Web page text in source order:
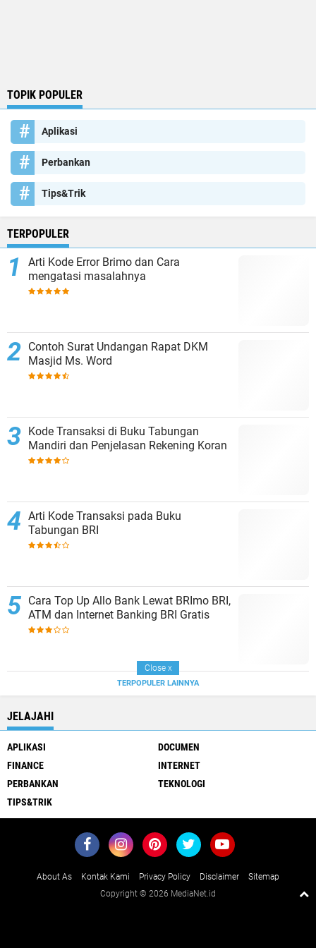
TOPIK POPULER
Aplikasi
Perbankan
Tips&Trik
TERPOPULER
Arti Kode Error Brimo dan Cara
mengatasi masalahnya
Contoh Surat Undangan Rapat DKM
Masjid Ms. Word
Kode Transaksi di Buku Tabungan
Mandiri dan Penjelasan Rekening Koran
Arti Kode Transaksi pada Buku
Tabungan BRI
Cara Top Up Allo Bank Lewat BRImo BRI,
ATM dan Internet Banking BRI Gratis
TERPOPULER LAINNYA
JELAJAHI
APLIKASI
DOCUMEN
FINANCE
INTERNET
PERBANKAN
TEKNOLOGI
TIPS&TRIK
About As Kontak Kami Privacy Policy Disclaimer
Sitemap
Copyright © 2026 MediaNet.id
Close x